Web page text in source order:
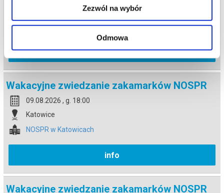
Zezwól na wybór
Odmowa
NOSPR w Katowicach
info
Wakacyjne zwiedzanie zakamarków NOSPR
09.08.2026 , g. 18:00
Katowice
NOSPR w Katowicach
info
Wakacyjne zwiedzanie zakamarków NOSPR